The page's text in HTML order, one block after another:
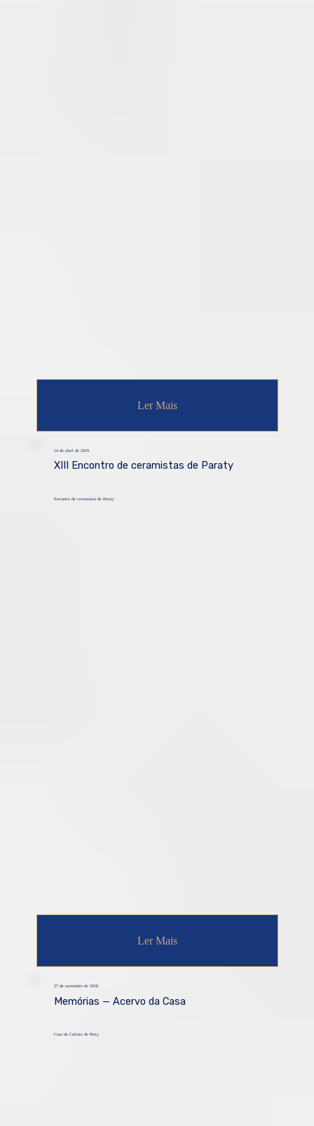
Ler Mais
14 de abril de 2019
XIII Encontro de ceramistas de Paraty
Encontro de ceramistas de Paraty
Ler Mais
27 de novembro de 2018
Memórias — Acervo da Casa
Casa da Cultura de Party